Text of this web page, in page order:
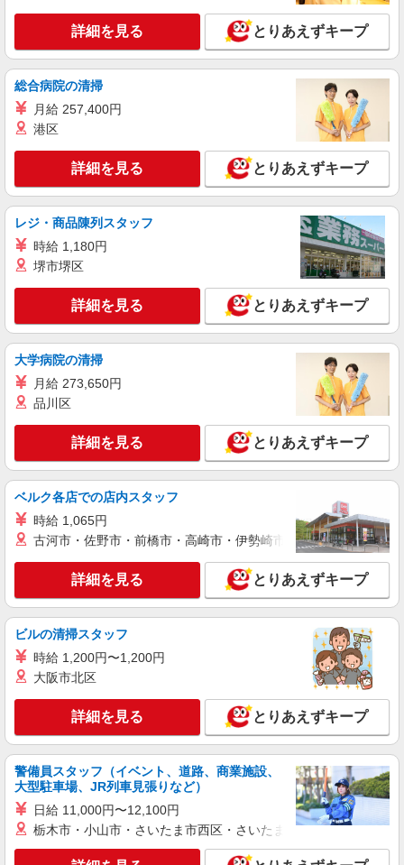
時給1550円〜2187円 ＜日払い有/週払い有/交
通費全支給(ガソリン代含む)＞
福井市内 最寄り駅：越前花堂
キープ 詳細を見る
派遣社員
【デイサービス】時短も相談OK♪ご飯の配膳、
生活の見守りなど
時給1500円〜2125円 ＜日払い有/週払い有/交
通費全支給(ガソリン代含む)＞
キープ 詳細を見る
派遣社員
株式会社kotrio /●KY-H-2014422
越前花堂駅◆サ高住スタッフ◆穏やかな職場×
週3〜×残業なし
時給1550円〜2187円 ＜日払い有/週払い有/交
福井市内 最寄り駅：越前花堂
キープ 詳細を見る
派遣社員
株式会社kotrio /●KY-H-1817132
毎日1.1万円＊デイサービス＊運転好きな方大
集合｜越前花堂駅
時給1550円〜2187円 ＜日払い有/週払い有/交
通費全支給(ガソリン代含む)＞
キープ 詳細を見る
株式会社kotrio /●KY-H-1953510
越前花堂駅▼綺麗なサ高住で生活ケア▼清掃や
フロアの巡回など
時給1550円〜2187円 ＜日払い有/週払い有/交
通費全支給(ガソリン代含む)＞
福井市内 最寄り駅：越前花堂
詳細を見る とりあえずキープ
総合病院の清掃
月給 257,400円
港区
詳細を見る とりあえずキープ
レジ・商品陳列スタッフ
時給 1,180円
堺市堺区
詳細を見る とりあえずキープ
大学病院の清掃
月給 273,650円
品川区
詳細を見る とりあえずキープ
ベルク各店での店内スタッフ
時給 1,065円
古河市・佐野市・前橋市・高崎市・伊勢崎市・太田市・館林市
詳細を見る とりあえずキープ
ビルの清掃スタッフ
時給 1,200円〜1,200円
大阪市北区
詳細を見る とりあえずキープ
警備員スタッフ（イベント、道路、商業施設、
大型駐車場、JR列車見張りなど）
日給 11,000円〜12,100円
栃木市・小山市・さいたま市西区・さいたま市岩槻区・久喜市・